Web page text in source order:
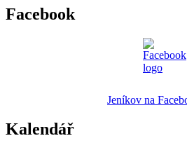
Facebook
Jeníkov na
Kalendář